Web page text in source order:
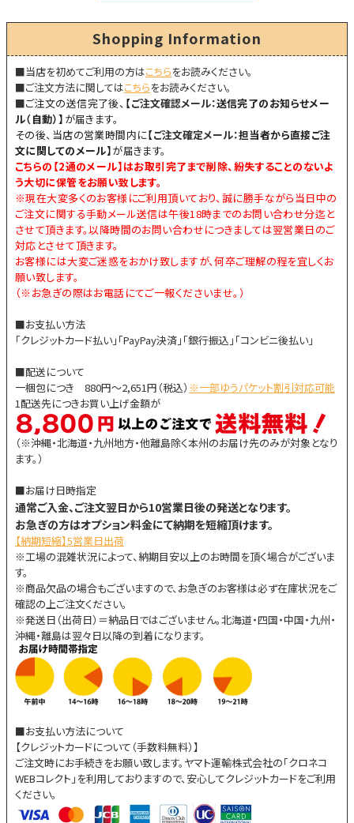
Shopping Information
■当店を初めてご利用の方はこちらをお読みください。
■ご注文方法に関してはこちらをお読みください。
■ご注文の送信完了後、 【ご注文確認メール：送信完了のお知らせメー
ル（自動）】 が届きます。
その後、当店の営業時間内に【ご注文確定メール：担当者から直接ご注
文に関してのメール】が届きます。
こちらの【2通のメール】はお取引完了まで削除、紛失することのないよ
う大切に保管をお願い致します。
※現在大変多くのお客様にご利用頂いており、誠に勝手ながら当日中の
ご注文に関する手動メール送信は午後18時までのお問い合わせ分迄と
させて頂きます。以降時間のお問い合わせにつきましては翌営業日のご
対応とさせて頂きます。
お客様には大変ご迷惑をおかけ致しますが、何卒ご理解の程を宜しくお
願い致します。
（※お急ぎの際はお電話にてご一報くださいませ。）
■お支払い方法
「クレジットカード払い」「PayPay決済」「銀行振込」「コンビニ後払い」
■配送について
一梱包につき 880円～2,651円（税込） ※一部ゆうパケット割引対応可能
1配送先につきお買い上げ金額が
（※沖縄・北海道・九州地方・他離島除く本州のお届け先のみが対象となり
ます。）
■お届け日時指定
通常ご入金、ご注文翌日から10営業日後の発送となります。
お急ぎの方はオプション料金にて納期を短縮頂けます。
【納期短縮】5営業日出荷
※工場の混雑状況によって、納期目安以上のお時間を頂く場合がございま
す。
※商品欠品の場合もございますので、お急ぎのお客様は必ず在庫状況をご
確認の上ご注文ください。
※発送日（出荷日）＝納品日ではございません。北海道・四国・中国・九州・
沖縄・離島は翌々日以降の到着になります。
■お支払い方法について
【クレジットカードについて（手数料無料）】
ご注文時にお手続きをお願い致します。ヤマト運輸株式会社の「クロネコ
WEBコレクト」を利用しておりますので、安心してクレジットカードをご利用
ください。